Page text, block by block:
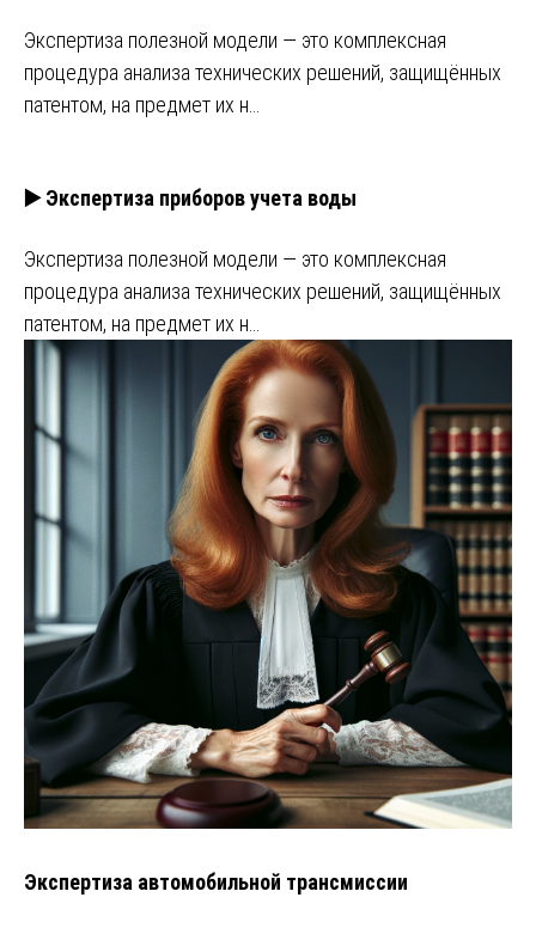
Экспертиза полезной модели — это комплексная
процедура анализа технических решений, защищённых
патентом, на предмет их н…
▶️ Экспертиза приборов учета воды
Экспертиза полезной модели — это комплексная
процедура анализа технических решений, защищённых
патентом, на предмет их н…
Экспертиза автомобильной трансмиссии